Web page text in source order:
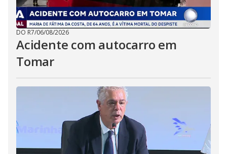
DO R7/06/08/2026
Acidente com autocarro em
Tomar